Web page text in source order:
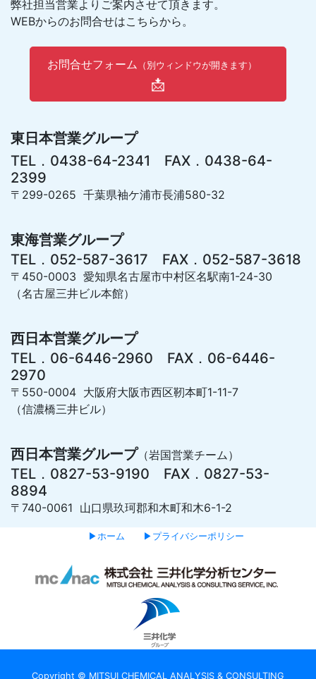
弊社担当営業よりご案内させて頂きます。
WEBからのお問合せはこちらから。
お問合せフォーム （別ウィンドウが開きます）
📩
東日本営業グループ
TEL．0438-64-2341 FAX．0438-64-
2399
〒299-0265 千葉県袖ケ浦市長浦580-32
東海営業グループ
TEL．052-587-3617 FAX．052-587-3618
〒450-0003 愛知県名古屋市中村区名駅南1-24-30
（名古屋三井ビル本館）
西日本営業グループ
TEL．06-6446-2960 FAX．06-6446-
2970
〒550-0004 大阪府大阪市西区靭本町1-11-7
（信濃橋三井ビル）
西日本営業グループ （岩国営業チーム）
TEL．0827-53-9190 FAX．0827-53-
8894
〒740-0061 山口県玖珂郡和木町和木6-1-2
▶ホーム ▶プライバシーポリシー
Copyright © MITSUI CHEMICAL ANALYSIS & CONSULTING